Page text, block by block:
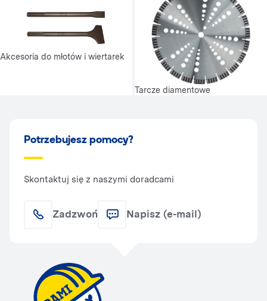
Akcesoria do młotów i wiertarek
Tarcze diamentowe
Potrzebujesz pomocy?
Skontaktuj się z naszymi doradcami
Zadzwoń Napisz (e-mail)